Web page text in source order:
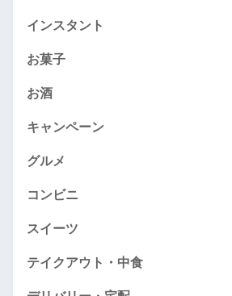
インスタント
お菓子
お酒
キャンペーン
グルメ
コンビニ
スイーツ
テイクアウト・中食